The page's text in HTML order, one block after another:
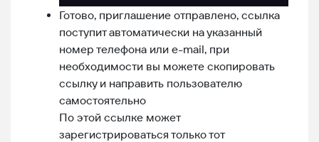
Готово, приглашение отправлено, ссылка
поступит автоматически на указанный
номер телефона или e-mail, при
необходимости вы можете скопировать
ссылку и направить пользователю
самостоятельно
По этой ссылке может
зарегистрироваться только тот